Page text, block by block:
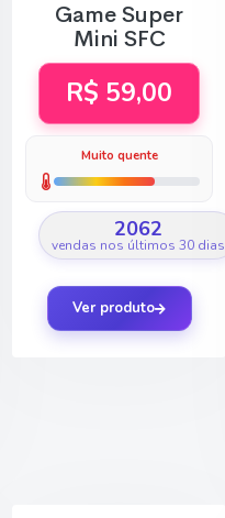
Game Super
Mini SFC
R$ 59,00
Muito quente
2062
vendas nos últimos 30 dias
Ver produto